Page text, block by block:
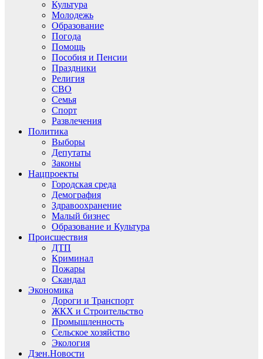
Культура
Молодежь
Образование
Погода
Помощь
Пособия и Пенсии
Праздники
Религия
СВО
Семья
Спорт
Развлечения
Политика
Выборы
Депутаты
Законы
Нацпроекты
Городская среда
Демография
Здравоохранение
Малый бизнес
Образование и Культура
Происшествия
ДТП
Криминал
Пожары
Скандал
Экономика
Дороги и Транспорт
ЖКХ и Строительство
Промышленность
Сельское хозяйство
Экология
Дзен.Новости